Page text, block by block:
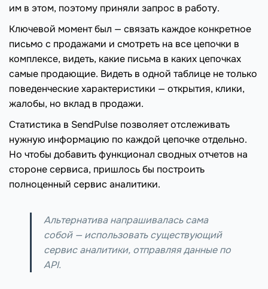
им в этом, поэтому приняли запрос в работу.
Ключевой момент был — связать каждое конкретное
письмо с продажами и смотреть на все цепочки в
комплексе, видеть, какие письма в каких цепочках
самые продающие. Видеть в одной таблице не только
поведенческие характеристики — открытия, клики,
жалобы, но вклад в продажи.
Статистика в SendPulse позволяет отслеживать
нужную информацию по каждой цепочке отдельно.
Но чтобы добавить функционал сводных отчетов на
стороне сервиса, пришлось бы построить
полноценный сервис аналитики.
Альтернатива напрашивалась сама
собой — использовать существующий
сервис аналитики, отправляя данные по
API.